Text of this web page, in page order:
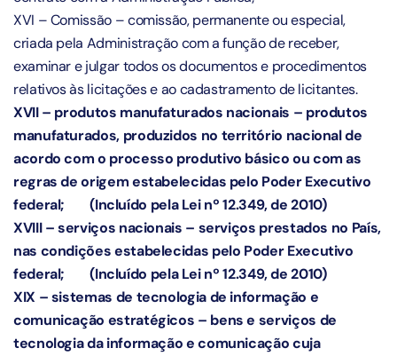
XVI – Comissão – comissão, permanente ou especial,
criada pela Administração com a função de receber,
examinar e julgar todos os documentos e procedimentos
relativos às licitações e ao cadastramento de licitantes.
XVII – produtos manufaturados nacionais – produtos
manufaturados, produzidos no território nacional de
acordo com o processo produtivo básico ou com as
regras de origem estabelecidas pelo Poder Executivo
federal;(Incluído pela Lei nº 12.349, de 2010)
XVIII – serviços nacionais – serviços prestados no País,
nas condições estabelecidas pelo Poder Executivo
federal;(Incluído pela Lei nº 12.349, de 2010)
XIX – sistemas de tecnologia de informação e
comunicação estratégicos – bens e serviços de
tecnologia da informação e comunicação cuja